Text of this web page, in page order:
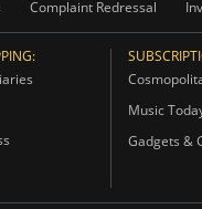
Complaint Redressal
Music
Gadgets &